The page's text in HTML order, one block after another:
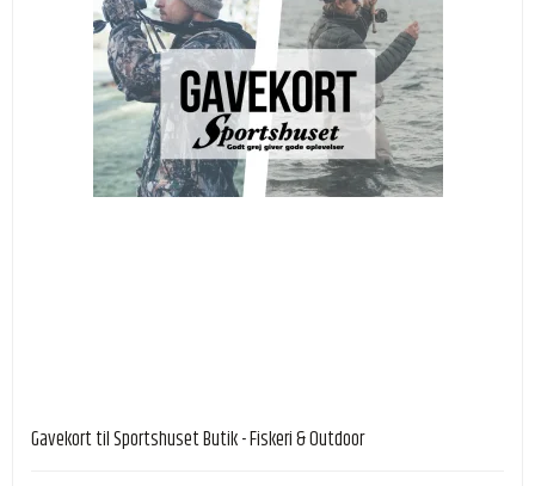
Gavekort til Sportshuset Butik - Fiskeri & Outdoor